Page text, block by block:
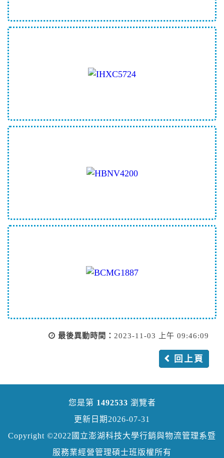
最後異動時間： 2023-11-03 上午 09:46:09
回上頁
您是第 1492533 瀏覽者
更新日期2026-07-31
Copyright ©2022國立澎湖科技大學行銷與物流管理系暨
服務業經營管理碩士班版權所有